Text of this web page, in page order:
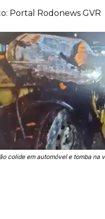
Portal Rodonews GVR
colide em automóvel e tomba na